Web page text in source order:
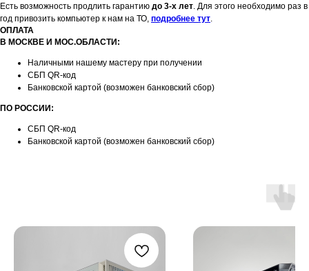
Есть возможность продлить гарантию до 3-х лет. Для этого необходимо раз в
год привозить компьютер к нам на ТО, подробнее тут.
ОПЛАТА
В МОСКВЕ И МОС.ОБЛАСТИ:
Наличными нашему мастеру при получении
СБП QR-код
Банковской картой (возможен банковский сбор)
ПО РОССИИ:
СБП QR-код
Банковской картой (возможен банковский сбор)